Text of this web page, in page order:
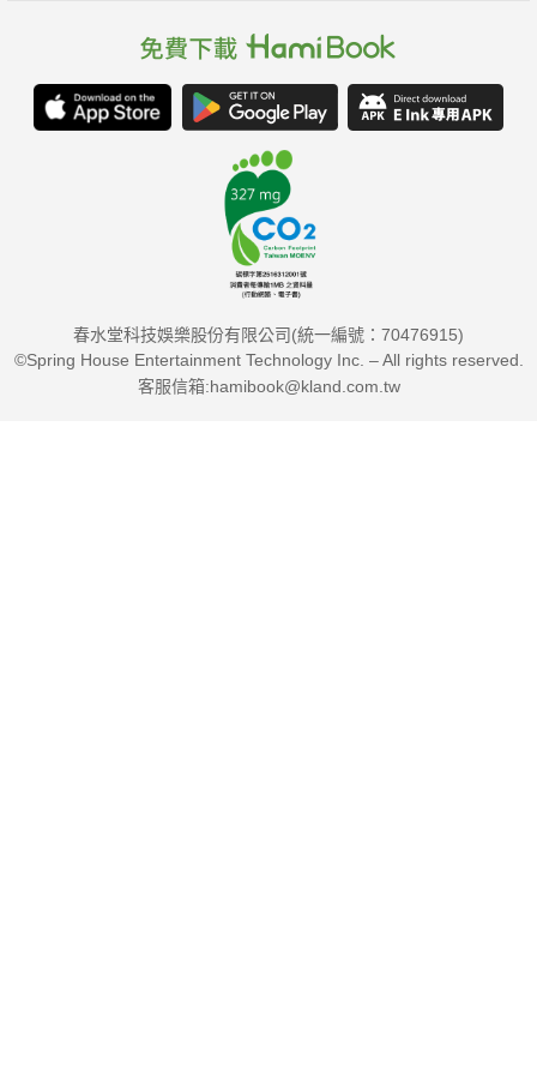
春水堂科技娛樂股份有限公司(統一編號：70476915)
©Spring House Entertainment Technology Inc. – All rights reserved.
客服信箱:hamibook@kland.com.tw